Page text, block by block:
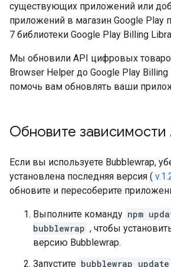
существующих приложений или
приложений в магазин Google Play
7 библиотеки Google Play Billing
Мы обновили API цифровых
Browser Helper до Google Play Billing
помочь вам обновлять ваши
Обновите зависимости
Если вы используете Bubblewrap,
установлена ​​последняя версия (
обновите и пересоберите
Выполните команду npm
bubblewrap , чтобы
версию Bubblewrap.
Запустите bubblewrap update